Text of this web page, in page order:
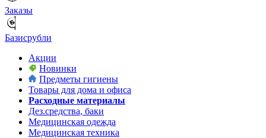
Заказы
Базисрубли
Акции
Новинки
Предметы гигиены
Товары для дома и офиса
Расходные материалы
Дез.средства, баки
Медицинская одежда
Медицинская техника